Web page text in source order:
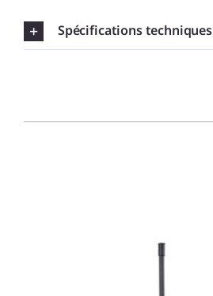
Spécifications techniques